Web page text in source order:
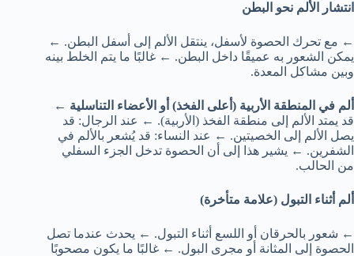
انتشار الألم نحو البطن
← مع تحرك الحصوة لأسفل، ينتقل الألم إلى أسفل البطن. ←
يمكن الشعور به عميقًا داخل البطن. ← غالبًا ما يتم الخلط بينه
وبين مشاكل المعدة.
ألم في المنطقة الأربية (أعلى الفخذ) أو الأعضاء التناسلية ←
قد يمتد الألم إلى منطقة الفخذ (الأربية). ← عند الرجال: قد
يصل الألم إلى الخصيتين. ← عند النساء: قد يُشعر بالألم في
الشفرين. ← يشير هذا إلى أن الحصوة تدخل الجزء السفلي
من الحالب.
ألم أثناء التبول (علامة متأخرة)
← شعور بالحرقان أو اللسع أثناء التبول. ← يحدث عندما تصل
الحصوة إلى المثانة أو مجرى البول. ← غالبًا ما يكون مصحوبًا